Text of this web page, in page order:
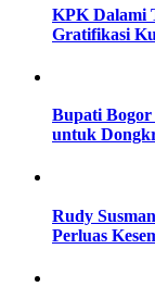
KPK Dalami
Gratifikasi
Bupati
untuk
Rudy
Perluas